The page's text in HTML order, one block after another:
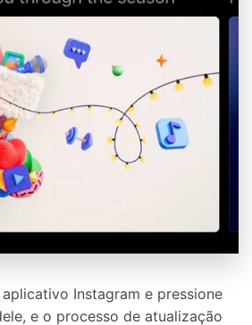
Instagram e pressione
e o processo de atualização